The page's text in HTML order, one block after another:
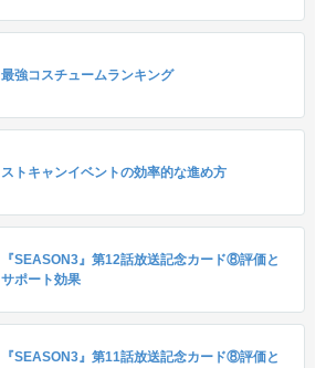
最強コスチュームランキング
ストキャンイベントの効率的な進め方
『SEASON3』第12話放送記念カード⑧評価と
サポート効果
『SEASON3』第11話放送記念カード⑧評価と